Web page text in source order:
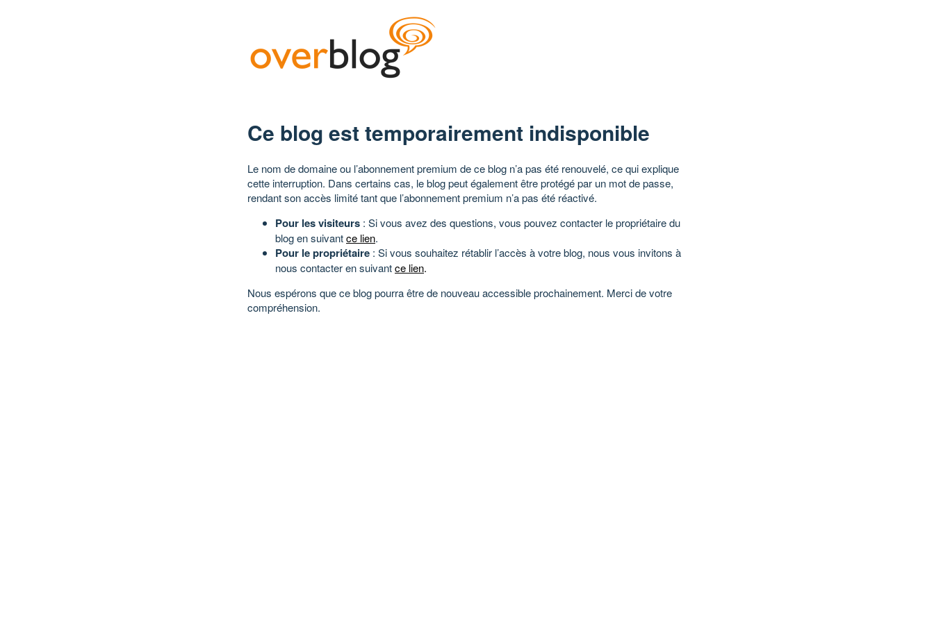
Ce blog est temporairement indisponible
Le nom de domaine ou l’abonnement premium de ce blog n’a pas été renouvelé, ce qui explique
cette interruption. Dans certains cas, le blog peut également être protégé par un mot de passe,
rendant son accès limité tant que l’abonnement premium n’a pas été réactivé.
Pour les visiteurs : Si vous avez des questions, vous pouvez contacter le propriétaire du
blog en suivantce lien.
Pour le propriétaire : Si vous souhaitez rétablir l’accès à votre blog, nous vous invitons à
nous contacter en suivantce lien.
Nous espérons que ce blog pourra être de nouveau accessible prochainement. Merci de votre
compréhension.